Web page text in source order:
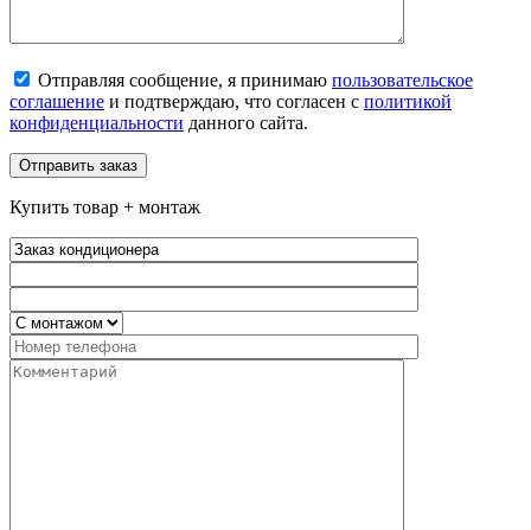
Отправляя сообщение, я принимаю пользовательское
соглашение и подтверждаю, что согласен с политикой
конфиденциальности данного сайта.
Купить товар + монтаж